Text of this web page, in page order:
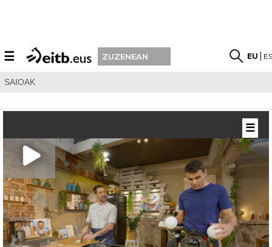
☰ ZUZENEAN EU
SAIOAK
☰